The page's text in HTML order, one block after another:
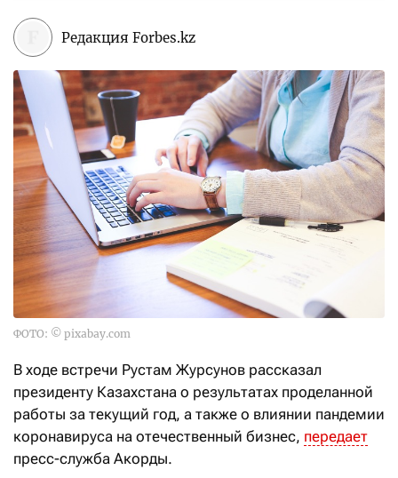
Редакция Forbes.kz
ФОТО: © pixabay.com
В ходе встречи Рустам Журсунов рассказал
президенту Казахстана о результатах проделанной
работы за текущий год, а также о влиянии пандемии
коронавируса на отечественный бизнес, передает
пресс-служба Акорды.